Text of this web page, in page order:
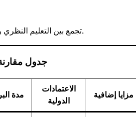
تجمع بين التعليم النظري والتطبيق العملي، مع فرص للتدريب والتواصل المهني.
جدول
مدة
الاعتمادات
الدولية
مزايا إضافية